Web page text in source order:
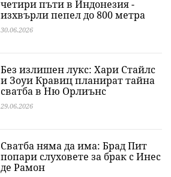
четири пъти в Индонезия -
изхвърли пепел до 800 метра
30.06.2026
Без излишен лукс: Хари Стайлс
и Зоуи Кравиц планират тайна
сватба в Ню Орлиънс
29.06.2026
Сватба няма да има: Брад Пит
попари слуховете за брак с Инес
де Рамон